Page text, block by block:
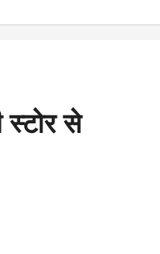
स्टोर से